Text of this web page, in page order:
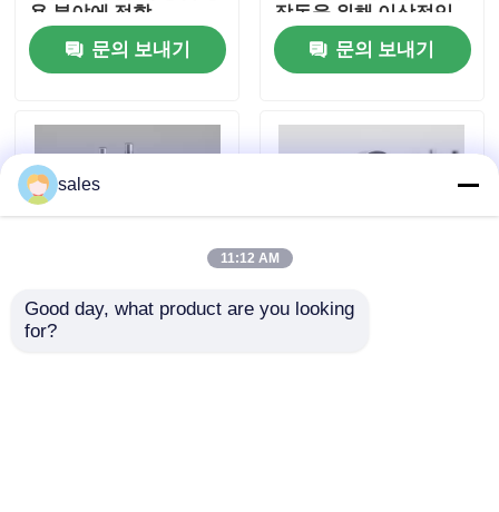
비디오
우리 에 관한 것
공장 투어
품질 관리
용 분야에 적합
문의 보내기
작동을 위해 이상적입
니다.
문의 보내기
연료 밸브 테스트 장치
sales
11:12 AM
Good day, what product are you looking
for?